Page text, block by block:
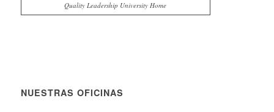
Quality Leadership University Home
NUESTRAS OFICINAS